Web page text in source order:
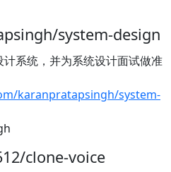
system-design
系统，并为系统设计面试做准
karanpratapsingh/system-
clone-voice